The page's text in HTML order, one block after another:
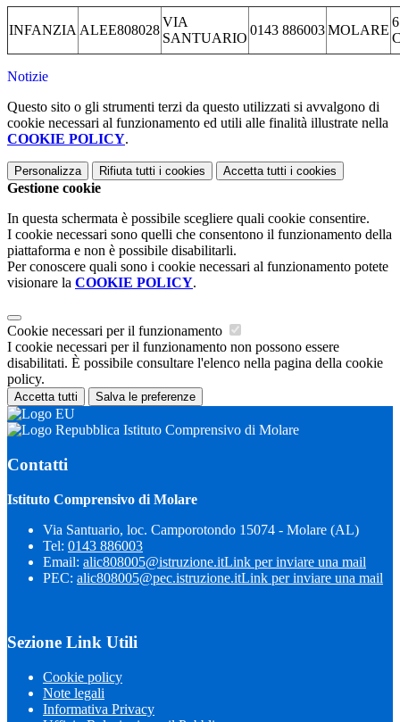
INFANZIA ALEE808028
VIA
SANTUARIO
0143 886003MOLARE
6
Notizie
Questo sito o gli strumenti terzi da questo utilizzati si avvalgono di
cookie necessari al funzionamento ed utili alle finalità illustrate nella
COOKIE POLICY.
Personalizza Rifiuta tutti i cookies Accetta tutti i cookies
Gestione cookie
In questa schermata è possibile scegliere quali cookie consentire.
I cookie necessari sono quelli che consentono il funzionamento della
piattaforma e non è possibile disabilitarli.
Per conoscere quali sono i cookie necessari al funzionamento potete
visionare la COOKIE POLICY.
Cookie necessari per il funzionamento
I cookie necessari per il funzionamento non possono essere
disabilitati. È possibile consultare l'elenco nella pagina della cookie
policy.
Accetta tutti Salva le preferenze
Istituto Comprensivo di Molare
Contatti
Istituto Comprensivo di Molare
Via Santuario, loc. Camporotondo 15074 - Molare (AL)
Tel: 0143 886003
Email: alic808005@istruzione.itLink per inviare una mail
PEC: alic808005@pec.istruzione.itLink per inviare una mail
Sezione Link Utili
Cookie policy
Note legali
Informativa Privacy